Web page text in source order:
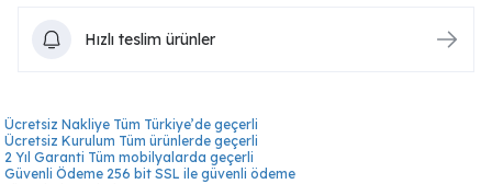
Hızlı teslim ürünler
Ücretsiz Nakliye Tüm Türkiye’de geçerli
Ücretsiz Kurulum Tüm ürünlerde geçerli
2 Yıl Garanti Tüm mobilyalarda geçerli
Güvenli Ödeme 256 bit SSL ile güvenli ödeme